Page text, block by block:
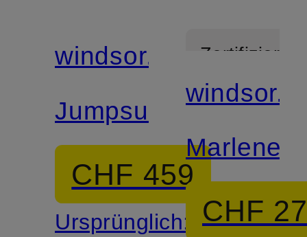
windsor.
Jumpsuit
CHF 459
Ursprünglich:
Zertifiziert
Mix &
Match
windsor.
CHF